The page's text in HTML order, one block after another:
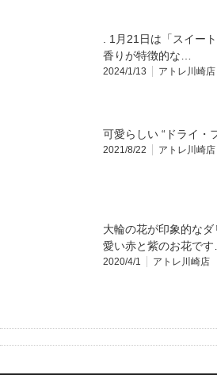
. 1月21日は「スイー
香りが特徴的な…
2024/1/13 アトレ川崎店
可愛らしい “ドライ・
2021/8/22 アトレ川崎店
大輪の花が印象的な
愛い赤と紫のお花です
2020/4/1 アトレ川崎店